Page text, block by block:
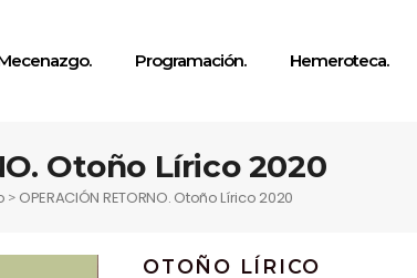
Programación. Hemeroteca.
Otoño Lírico 2020
> OPERACIÓN RETORNO. Otoño Lírico 2020
OTOÑO LÍRICO